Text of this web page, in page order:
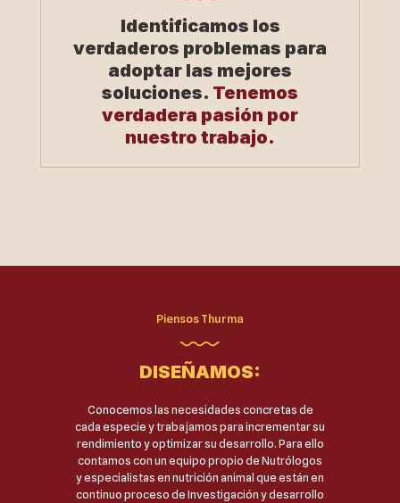
Identificamos los
verdaderos problemas para
adoptar las mejores
soluciones. Tenemos
verdadera pasión por
nuestro trabajo.
Piensos Thurma
DISEÑAMOS:
Conocemos las necesidades concretas de
cada especie y trabajamos para incrementar su
rendimiento y optimizar su desarrollo. Para ello
contamos con un equipo propio de Nutrólogos
y especialistas en nutrición animal que están en
continuo proceso de Investigación y desarrollo